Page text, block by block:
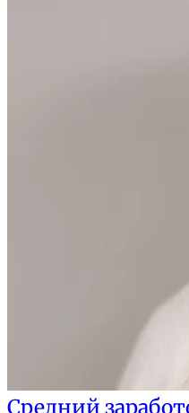
Средний